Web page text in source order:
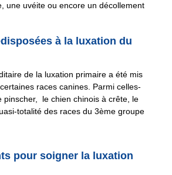
une uvéite ou encore un décollement
à la luxation du
de la luxation primaire a été mis
races canines. Parmi celles-
pinscher, le chien chinois à crête, le
totalité des races du 3ème groupe
pour soigner la luxation